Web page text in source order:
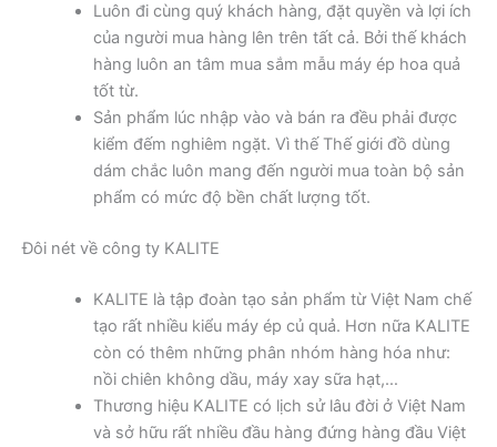
Luôn đi cùng quý khách hàng, đặt quyền và lợi ích
của người mua hàng lên trên tất cả. Bởi thế khách
hàng luôn an tâm mua sắm mẫu máy ép hoa quả
tốt từ.
Sản phẩm lúc nhập vào và bán ra đều phải được
kiểm đếm nghiêm ngặt. Vì thế Thế giới đồ dùng
dám chắc luôn mang đến người mua toàn bộ sản
phẩm có mức độ bền chất lượng tốt.
Đôi nét về công ty KALITE
KALITE là tập đoàn tạo sản phẩm từ Việt Nam chế
tạo rất nhiều kiểu máy ép củ quả. Hơn nữa KALITE
còn có thêm những phân nhóm hàng hóa như:
nồi chiên không dầu, máy xay sữa hạt,…
Thương hiệu KALITE có lịch sử lâu đời ở Việt Nam
và sở hữu rất nhiều đầu hàng đứng hàng đầu Việt